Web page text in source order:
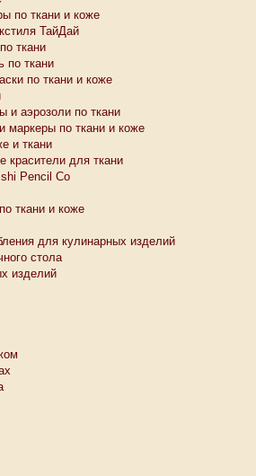
по ткани и коже
ТайДай
ткани
по ткани
по ткани и коже
и аэрозоли по ткани
маркеры по ткани и коже
и ткани
для ткани
Pencil Co
ткани и коже
для кулинарных изделий
стола
изделий